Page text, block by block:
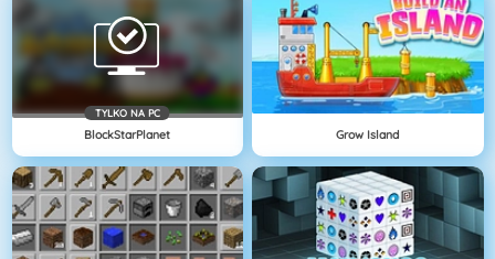
TYLKO NA PC
BlockStarPlanet Grow Island